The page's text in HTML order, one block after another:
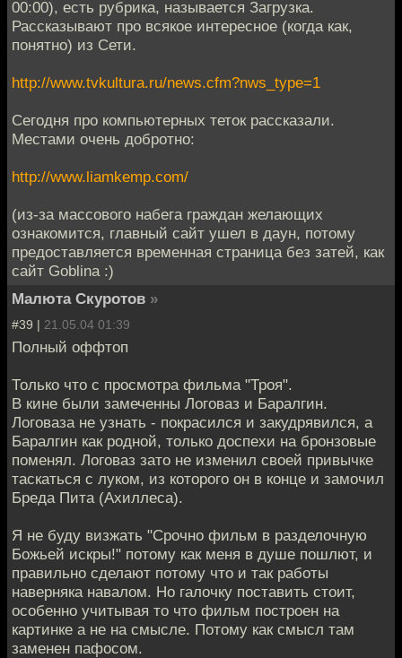
00:00), есть рубрика, называется Загрузка.
Рассказывают про всякое интересное (когда как,
понятно) из Сети.
http://www.tvkultura.ru/news.cfm?nws_type=1
Сегодня про компьютерных теток рассказали.
Местами очень добротно:
http://www.liamkemp.com/
(из-за массового набега граждан желающих
ознакомится, главный сайт ушел в даун, потому
предоставляется временная страница без затей, как
сайт Goblinа :)
Малюта Скуротов »
#39 | 21.05.04 01:39
Полный оффтоп
Только что с просмотра фильма "Троя".
В кине были замеченны Логоваз и Баралгин.
Логоваза не узнать - покрасился и закудрявился, а
Баралгин как родной, только доспехи на бронзовые
поменял. Логоваз зато не изменил своей привычке
таскаться с луком, из которого он в конце и замочил
Бреда Пита (Ахиллеса).
Я не буду визжать "Срочно фильм в разделочную
Божьей искры!" потому как меня в душе пошлют, и
правильно сделают потому что и так работы
наверняка навалом. Но галочку поставить стоит,
особенно учитывая то что фильм построен на
картинке а не на смысле. Потому как смысл там
заменен пафосом.